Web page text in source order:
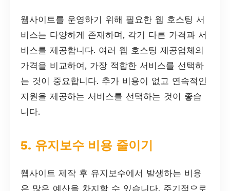
웹사이트를 운영하기 위해 필요한 웹 호스팅 서
비스는 다양하게 존재하며, 각기 다른 가격과 서
비스를 제공합니다. 여러 웹 호스팅 제공업체의
가격을 비교하여, 가장 적합한 서비스를 선택하
는 것이 중요합니다. 추가 비용이 없고 연속적인
지원을 제공하는 서비스를 선택하는 것이 좋습
니다.
5. 유지보수 비용 줄이기
웹사이트 제작 후 유지보수에서 발생하는 비용
은 많은 예산을 차지할 수 있습니다. 주기적으로